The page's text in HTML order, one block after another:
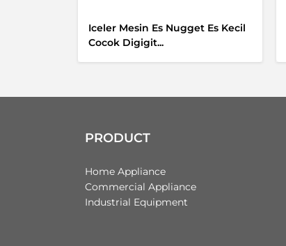
Iceler Mesin Es Nugget Es Kecil
Cocok Digigit...
PRODUCT
Home Appliance
Commercial Appliance
Industrial Equipment